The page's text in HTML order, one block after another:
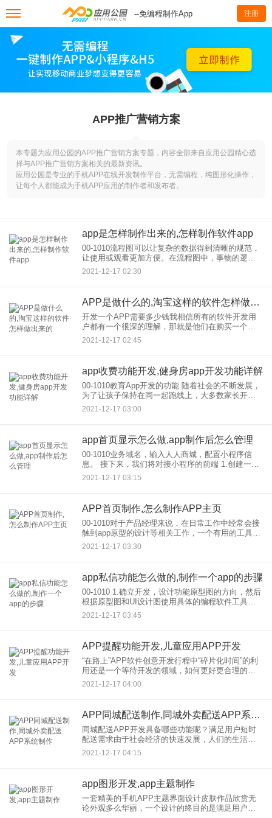
--免编程制作App 注册
APP推广营销方案
本专题为应用公园的APP推广营销方案专题，内容全部来自应用公园精心选
择与APP推广营销方案相关的最新资讯。
应用公园是专业的手机APP在线开发制作平台，无需编程，纯图形化操作，
让每个人都能成为手机APP应用的制作者和发布者。
app是怎样制作出来的,怎样制作软件app
00-1010流程图可以让复杂的数据得到清晰的规范，
让使用或观看更加方便。在流程图中，事物的逻辑
关系用图表和图形来表示，比文字更生动，更容易
理解。那么流程图用什么软件比较好呢？看看你是
2021-12-17 02:30
APP是做什么的,淘宝这样的软件怎样做出来的
开发一个APP需要多少钱我相信所有的软件开发用
户都有一个很深的理解，那就是他们在购买一个客
户的时候，一开口就问，做一个app多少钱？ Be一
个小程序多少钱还是一个网站多少钱？这个能一下
2021-12-17 02:45
app收费功能开发,健身房app开发功能详解
00-1010教育App开发的功能 随着社会的不断发展，
为了让孩子保持在同一起跑线上，大多数家长开始
使用网络工具帮助孩子学习。在这种情况下，开发
的教育应用正在蓬勃发展。那么，教育应用程序开
2021-12-17 03:00
app首页显示怎么做,app制作后怎么管理
00-1010业务域名，输入人人商城，配置小程序信
息。 接下来，我们将对接小程序的前端 1.创建一个
名为英文的新文件夹。例如ewshop 2.开发工具-新小
程序-Select我们刚刚
2021-12-17 03:15
APP首页制作,怎么制作APP主页
00-1010对于产品经理来说，在日常工作中经常会接
触到app原型的设计等相关工作，一个有用的工具非
常是不可或缺的。今天我想介绍一下很多人听说过
的墨刀。墨刀是一个原型设计工具，可以快速搭建
2021-12-17 03:30
app私信功能怎么做的,制作一个app的步骤
00-1010 1.确立开发，设计功能原型图的方向，然后
根据原型图和UI设计图使用具体的编程软件工具进
行一对一的功能开发，性能和兼容性测试，终实现
应用商店上架供人使用。让我们详细分开每一步，
2021-12-17 03:45
APP提醒功能开发,儿童应用APP开发
“在路上”APP软件创意开发行程中“碎片化时间”的利
用还是一个等待开发的领域，如何更好更合理的利
用这个时间是我们设计的出发点。本文从两个板
块、三种模式、五个渠道入手，梳理论文，设计ui界
2021-12-17 04:00
APP同城配送制作,同城外卖配送APP系统制作
同城配送APP开发具备哪些功能呢？满足用户短时
配送需求由于社会经济的快速发展，人们的生活节
奏不断加快，因此处理生活中的琐事往往需要一定
的时间和精力。为了给线下用户提供便利，同城配
2021-12-17 04:15
app图形开发,app主题制作
一套精美的手机APP主题界面设计皮肤作品欣赏无
论外观多么华丽，一个设计的终目的是满足用户的